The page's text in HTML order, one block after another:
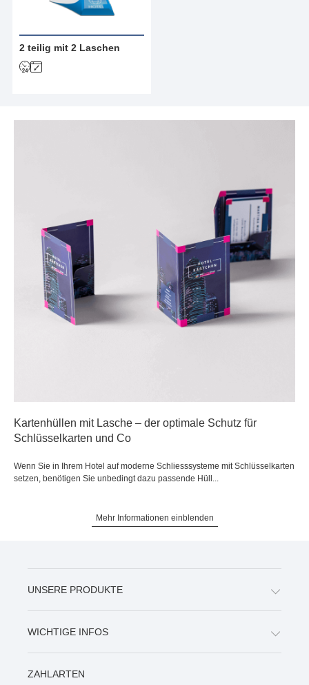
2 teilig mit 2 Laschen
Kartenhüllen mit Lasche – der optimale Schutz für
Schlüsselkarten und Co
Wenn Sie in Ihrem Hotel auf moderne Schliesssysteme mit Schlüsselkarten
setzen, benötigen Sie unbedingt dazu passende Hüll...
Mehr Informationen einblenden
UNSERE PRODUKTE
WICHTIGE INFOS
ZAHLARTEN